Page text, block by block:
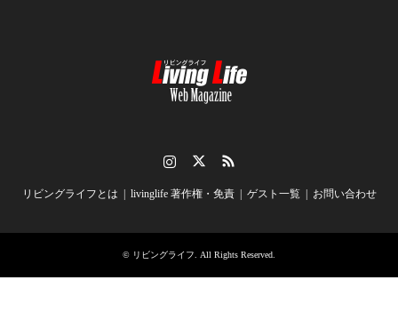
リビングライフとは livinglife 著作権・免責 ゲスト一覧 お問い合わせ
© リビングライフ . All Rights Reserved.